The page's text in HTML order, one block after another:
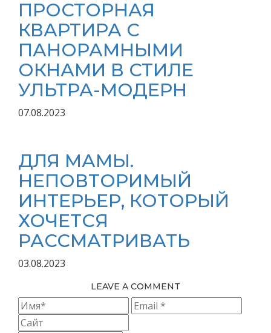
ПРОСТОРНАЯ
КВАРТИРА С
ПАНОРАМНЫМИ
ОКНАМИ В СТИЛЕ
УЛЬТРА-МОДЕРН
07.08.2023
ДЛЯ МАМЫ.
НЕПОВТОРИМЫЙ
ИНТЕРЬЕР, КОТОРЫЙ
ХОЧЕТСЯ
РАССМАТРИВАТЬ
03.08.2023
LEAVE A COMMENT